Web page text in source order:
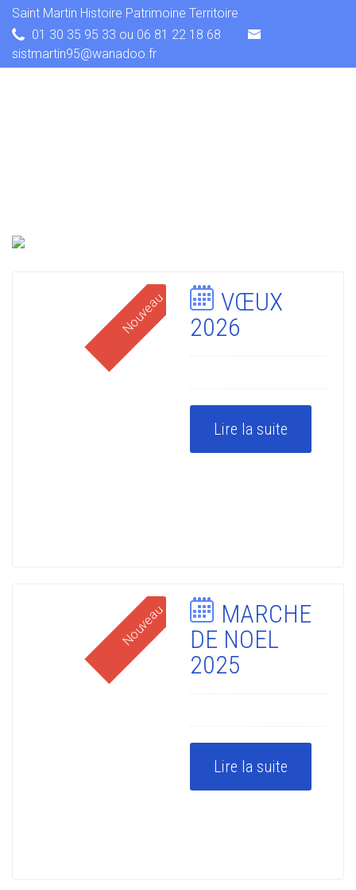
Saint Martin Histoire Patrimoine Territoire
01 30 35 95 33 ou 06 81 22 18 68
sistmartin95@wanadoo.fr
Nouveau
VŒUX
2026
Lire la suite
Nouveau
MARCHE
DE NOEL
2025
Lire la suite